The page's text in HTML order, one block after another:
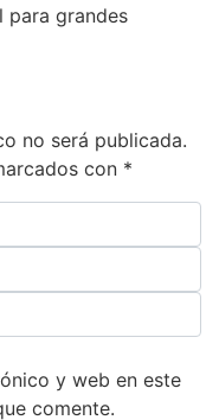
para grandes
no será publicada.
con *
y web en este
comente.